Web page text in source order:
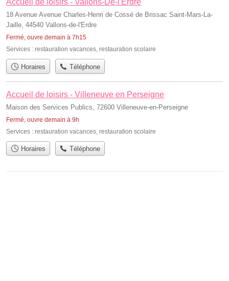
Accueil de loisirs - Vallons-De-l'Erdre
18 Avenue Avenue Charles-Henri de Cossé de Brissac Saint-Mars-La-
Jaille, 44540 Vallons-de-l'Erdre
Fermé, ouvre demain à 7h15
Services : restauration vacances, restauration scolaire
Horaires Téléphone
Accueil de loisirs - Villeneuve en Perseigne
Maison des Services Publics, 72600 Villeneuve-en-Perseigne
Fermé, ouvre demain à 9h
Services : restauration vacances restauration scolaire
Horaires Téléphone